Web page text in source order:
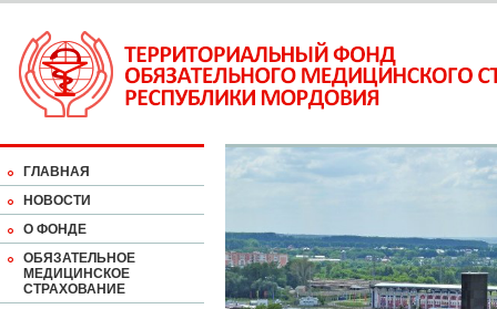
ГЛАВНАЯ
НОВОСТИ
О ФОНДЕ
ОБЯЗАТЕЛЬНОЕ
МЕДИЦИНСКОЕ
СТРАХОВАНИЕ